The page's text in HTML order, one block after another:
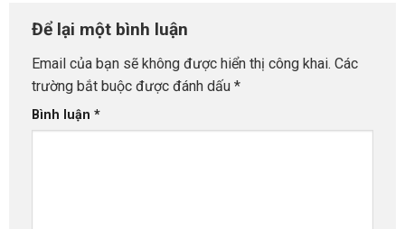
Để lại một bình luận
Email của bạn sẽ không được hiển thị công khai. Các
trường bắt buộc được đánh dấu *
Bình luận *